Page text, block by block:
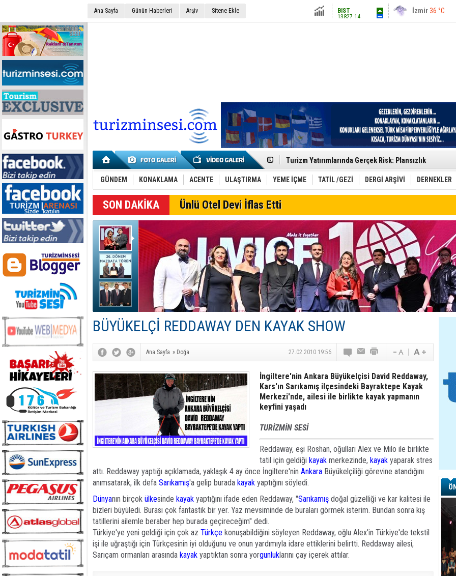
Ana Sayfa Günün Haberleri Arşiv Sitene Ekle
Altın6580.32 İstanbul 31 °C
Etkinlik sektörünün Çatı Kuruluşlardan İstanbul Zirvesi
Turizm Yatırımlarında Gerçek Risk: Plansızlık
Çelebi–THY İş Birliğiyle Kenya’da Güçleniyor
Global Yatırım Holding,%38 Artış: Net Kâr 46,5 Milyon
Yabancı Dijital Platformlara Ayrıcalık Yasası
Tatilsepeti’nden Villa Tatili Modeli
Jolly ile Mezopotamya’ya Yolculuk!
LÖSEV Yaz Okulu’nda Şifa ve Neşe
Turizm geliri ilk 6 ayda 25,7 milyar dolar oldu
Canovate’den Yeni Nesil Veri Merkezleri
Türk MICE Sektörüne Yeni Fırsatlar
TAV Havalimanları’ndan Yılın İlk Yarısında Rekor
SunExpress’ten Tatil Hamlesi
NG Grup, Domaniç’in Potansiyelini Vurguladı
GÜNDEM KONAKLAMA ACENTE ULAŞTIRMA YEME İÇME TATİL /GEZİ DERGİ ARŞİVİ DERNEKLER
SON DAKİKA Ünlü Otel Devi İflas Etti
BÜYÜKELÇİ REDDAWAY DEN KAYAK SHOW
Ana Sayfa » Doğa 27.02.2010 19:56
İngiltere'nin Ankara Büyükelçisi David Reddaway,
Kars'ın Sarıkamış ilçesindeki Bayraktepe Kayak
Merkezi'nde, ailesi ile birlikte kayak yapmanın
keyfini yaşadı
TURİZMİN SESİ
Reddaway, eşi Roshan, oğulları Alex ve Milo ile birlikte
tatil için geldiği kayak merkezinde, kayak yaparak stres
attı. Reddaway yaptığı açıklamada, yaklaşık 4 ay önce İngiltere'nin Ankara Büyükelçiliği görevine atandığını
anımsatarak, ilk defa Sarıkamış'a gelip burada kayak yaptığını söyledi.
Dünyanın birçok ülkesinde kayak yaptığını ifade eden Reddaway, "Sarıkamış doğal güzelliği ve kar kalitesi ile
bizleri büyüledi. Burası çok fantastik bir yer. Yaz mevsiminde de buraları görmek isterim. Bundan sonra kış
tatillerini ailemle beraber hep burada geçireceğim" dedi.
Türkiye'ye yeni geldiği için çok az Türkçe konuşabildiğini söyleyen Reddaway, oğlu Alex'in Türkiye'de tekstil
işi ile uğraştığı için Türkçesinin iyi olduğunu ve onun yardımıyla idare ettiklerini belirtti. Reddaway ailesi,
Sarıçam ormanları arasında kayak yaptıktan sonra yorgunluklarını çay içerek attılar.